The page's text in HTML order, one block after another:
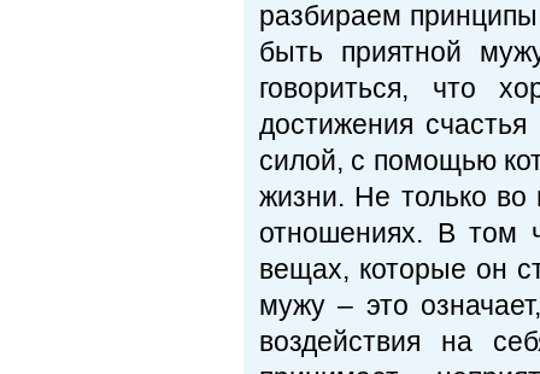
разбираем
быть приятной
говориться, что
достижения
силой, с помощью
жизни. Не только во
отношениях. В том
вещах, которые он
мужу – это
воздействия на